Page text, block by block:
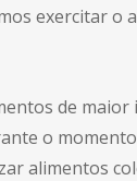
exercitar o
de
o
alimentos